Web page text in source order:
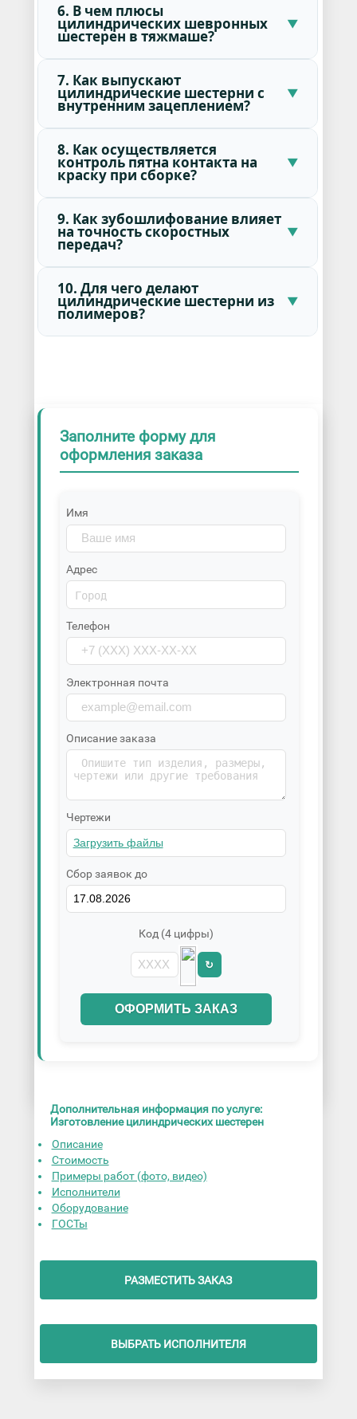
6. В чем плюсы
цилиндрических шевронных
шестерен в тяжмаше?
7. Как выпускают
цилиндрические шестерни с
внутренним зацеплением?
8. Как осуществляется
контроль пятна контакта на
краску при сборке?
9. Как зубошлифование влияет
на точность скоростных
передач?
10. Для чего делают
цилиндрические шестерни из
полимеров?
Заполните форму для
оформления заказа
Имя
Адрес
Телефон
Электронная почта
Описание заказа
Чертежи
Сбор заявок до
Код (4 цифры)
↻
ОФОРМИТЬ ЗАКАЗ
Дополнительная информация по услуге:
Изготовление цилиндрических шестерен
Описание
Стоимость
Примеры работ (фото, видео)
Исполнители
Оборудование
ГОСТы
РАЗМЕСТИТЬ ЗАКАЗ
ВЫБРАТЬ ИСПОЛНИТЕЛЯ